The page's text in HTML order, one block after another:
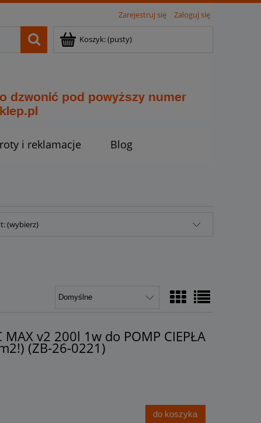
Zarejestruj się Zaloguj się
Koszyk:(pusty)
i reklamacje Blog
(wybierz)
MAX v2 200l 1w do POMP CIEPŁA
(ZB-26-0221)
do koszyka